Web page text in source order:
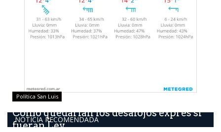
NOTICIA RECOMENDADA
Política San Luis
Como quedarían los desalojos exprés si
fueran Ley